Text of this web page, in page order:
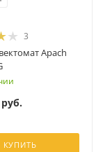
3
Apach
руб.
КУПИТЬ